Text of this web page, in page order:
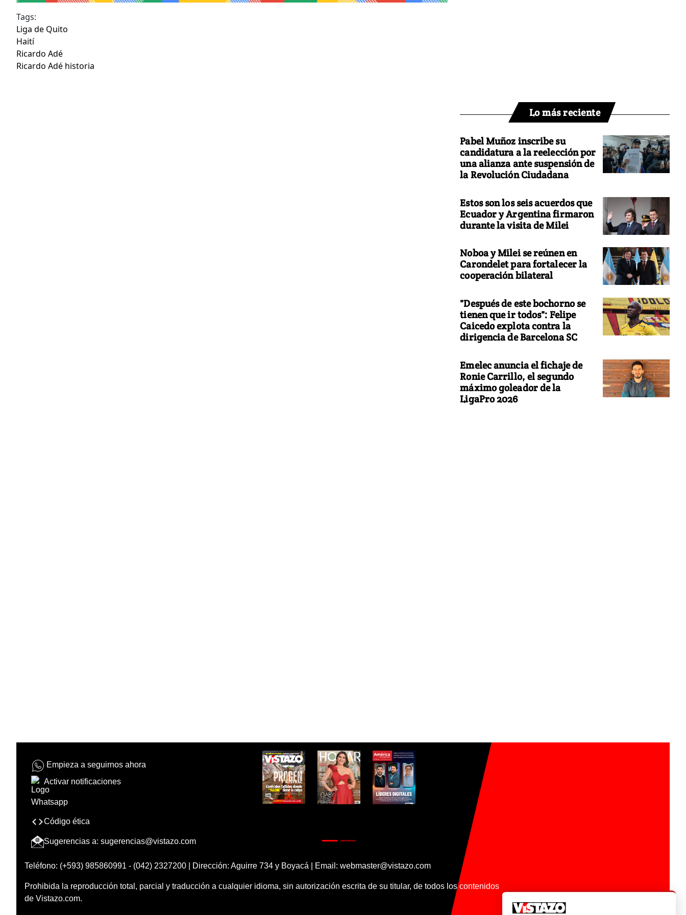
Tags:
Liga de Quito
Haití
Ricardo Adé
Ricardo Adé historia
Lo más reciente
Pabel Muñoz inscribe su
candidatura a la reelección por
una alianza ante suspensión de
la Revolución Ciudadana
Estos son los seis acuerdos que
Ecuador y Argentina firmaron
durante la visita de Milei
Noboa y Milei se reúnen en
Carondelet para fortalecer la
cooperación bilateral
"Después de este bochorno se
tienen que ir todos": Felipe
Caicedo explota contra la
dirigencia de Barcelona SC
Emelec anuncia el fichaje de
Ronie Carrillo, el segundo
máximo goleador de la
LigaPro 2026
Empieza a seguirnos ahora
Activar notificaciones
Código ética
Sugerencias a: sugerencias@vistazo.com
Teléfono: (+593) 985860991 - (042) 2327200 | Dirección: Aguirre 734 y Boyacá | Email: webmaster@vistazo.com
Prohibida la reproducción total, parcial y traducción a cualquier idioma, sin autorización escrita de su titular, de todos los contenidos
de Vistazo.com.